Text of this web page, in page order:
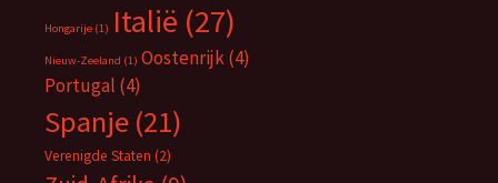
Hongarije (1) Italië (27)
Nieuw-Zeeland (1) Oostenrijk(4)
Portugal (4)
Spanje (21)
Verenigde Staten (2)